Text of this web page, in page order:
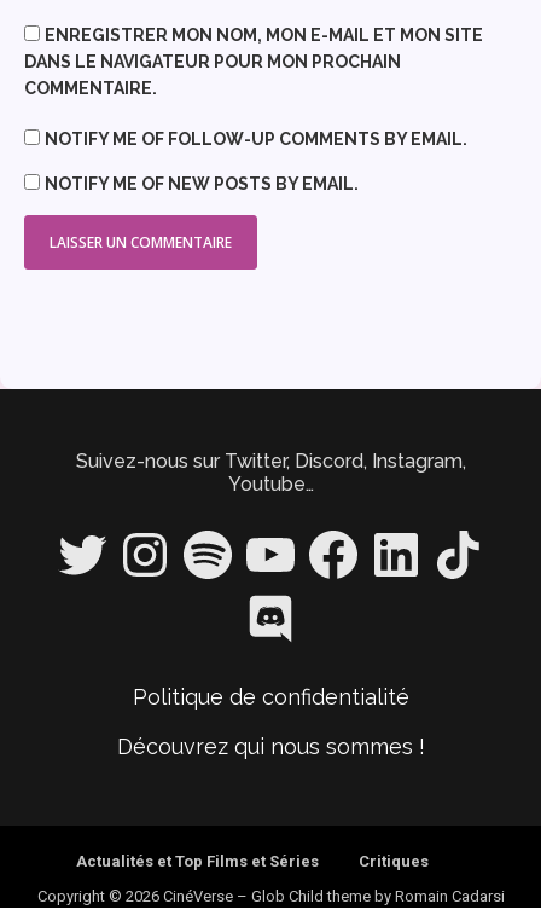
ENREGISTRER MON NOM, MON E-MAIL ET MON SITE
DANS LE NAVIGATEUR POUR MON PROCHAIN
COMMENTAIRE.
NOTIFY ME OF FOLLOW-UP COMMENTS BY EMAIL.
NOTIFY ME OF NEW POSTS BY EMAIL.
Suivez-nous sur Twitter, Discord, Instagram,
Youtube…
Twitter InstagramSpotify YouTube FacebookLinkedIn TikTok
Discord
Politique de confidentialité
Découvrez qui nous sommes !
Actualités et Top Films et Séries
Critiques
Copyright © 2026 CinéVerse – Glob Child theme by Romain Cadarsi